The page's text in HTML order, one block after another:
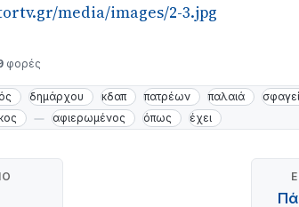
media/images/2-3.jpg
φορές
δημάρχου κδαπ πατρέων παλαιά
αφιερωμένος όπως έχει